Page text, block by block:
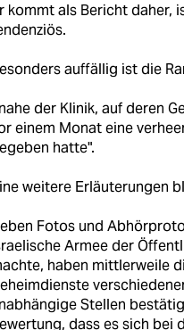
kommt als Bericht daher,
auffällig ist die
der Klinik, auf deren
einem Monat eine
hatte".
weitere Erläuterungen
Fotos und
Armee der
haben mittlerweile
Stellen
dass es sich bei